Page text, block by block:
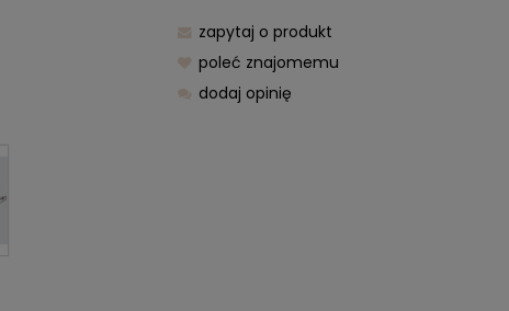
zapytaj o produkt
poleć znajomemu
dodaj opinię